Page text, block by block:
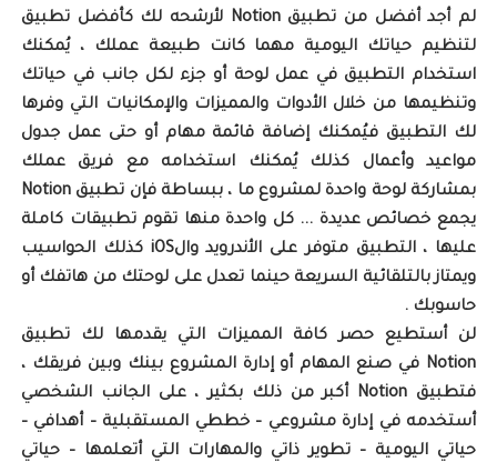
لم أجد أفضل من تطبيق Notion لأرشحه لك كأفضل تطبيق
لتنظيم حياتك اليومية مهما كانت طبيعة عملك ، يُمكنك
استخدام التطبيق في عمل لوحة أو جزء لكل جانب في حياتك
وتنظيمها من خلال الأدوات والمميزات والإمكانيات التي وفرها
لك التطبيق فيُمكنك إضافة قائمة مهام أو حتى عمل جدول
مواعيد وأعمال كذلك يُمكنك استخدامه مع فريق عملك
بمشاركة لوحة واحدة لمشروع ما ، ببساطة فإن تطبيق Notion
يجمع خصائص عديدة ... كل واحدة منها تقوم تطبيقات كاملة
عليها ، التطبيق متوفر على الأندرويد والiOS كذلك الحواسيب
ويمتاز بالتلقائية السريعة حينما تعدل على لوحتك من هاتفك أو
حاسوبك .
لن أستطيع حصر كافة المميزات التي يقدمها لك تطبيق
Notion في صنع المهام أو إدارة المشروع بينك وبين فريقك ،
فتطبيق Notion أكبر من ذلك بكثير ، على الجانب الشخصي
أستخدمه في إدارة مشروعي – خططي المستقبلية – أهدافي –
حياتي اليومية – تطوير ذاتي والمهارات التي أتعلمها – حياتي